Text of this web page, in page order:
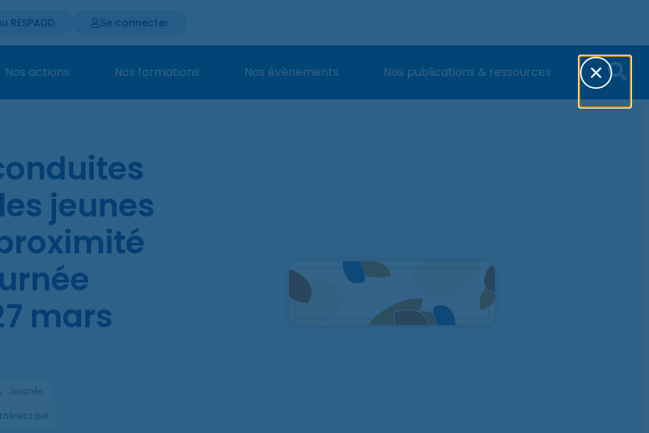
RESPADD Se connecter
Nos actions Nos formations Nos évènements Nos publications & ressources
jeunes
mars
, Journée